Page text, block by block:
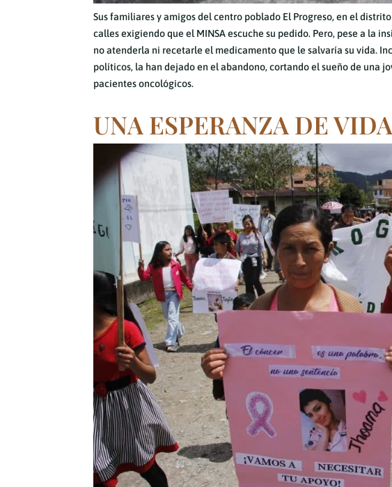
Sus familiares y amigos del centro poblado El Progreso, en el
calles exigiendo que el MINSA escuche su pedido. Pero, pese a la
no atenderla ni recetarle el medicamento que le salvaría su vida.
políticos, la han dejado en el abandono, cortando el sueño de una
pacientes oncológicos.
UNA ESPERANZA DE VIDA